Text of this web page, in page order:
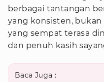
berbagai tantangan
yang konsisten,
yang sempat terasa
dan penuh kasih
Baca Juga :